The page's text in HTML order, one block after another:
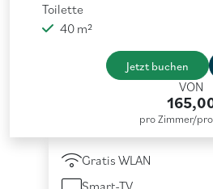
Toilette
40 m²
Jetzt buchen
VON
pro Zimmer/
Gratis WLAN